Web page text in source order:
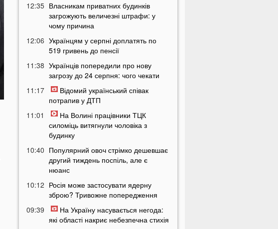
12:35 Власникам приватних будинків
загрожують величезні штрафи: у
чому причина
12:06 Українцям у серпні доплатять по
519 гривень до пенсії
11:38 Українців попередили про нову
загрозу до 24 серпня: чого чекати
11:17
Відомий український співак
потрапив у ДТП
11:01
На Волині працівники ТЦК
силоміць витягнули чоловіка з
будинку
10:40 Популярний овоч стрімко дешевшає
другий тиждень поспіль, але є
нюанс
10:12 Росія може застосувати ядерну
зброю? Тривожне попередження
09:39
На Україну насувається негода:
які області накриє небезпечна стихія